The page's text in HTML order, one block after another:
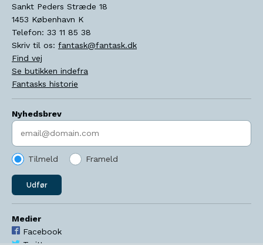
Sankt Peders Stræde 18
1453 København K
Telefon: 33 11 85 38
Skriv til os: fantask@fantask.dk
Find vej
Se butikken indefra
Fantasks historie
Nyhedsbrev
Indtast søgeord
Tilmeld Frameld
Udfør
Medier
Facebook